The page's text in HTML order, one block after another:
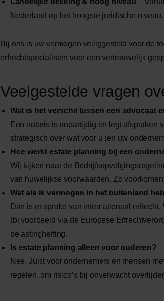
Landelijke dekking & hoog niveau –
Nederland op het hoogste juridische niveau.
Bij ons is uw vermogen veiliggesteld voor de
erfrechtspecialisten voor een vertrouwelijk
Veelgestelde vragen
Wat is het verschil tussen een advocaat
Een notaris is onpartijdig en legt afspraken
strategisch over wat voor u (en uw
Hoe werkt estate planning bij een
Wij kijken naar de
van huwelijkse voorwaarden. Zo
Wat als ik vermogen in het buitenland
Dan is er sprake van internationaal
(bijvoorbeeld via de Europese
belastingheffing.
Is estate planning alleen voor ouderen?
Nee. Juist voor ondernemers en mensen
regelen, om risico’s bij onverwacht